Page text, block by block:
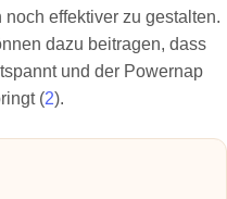
effektiver zu gestalten.
dazu beitragen, dass
und der Powernap
(2).